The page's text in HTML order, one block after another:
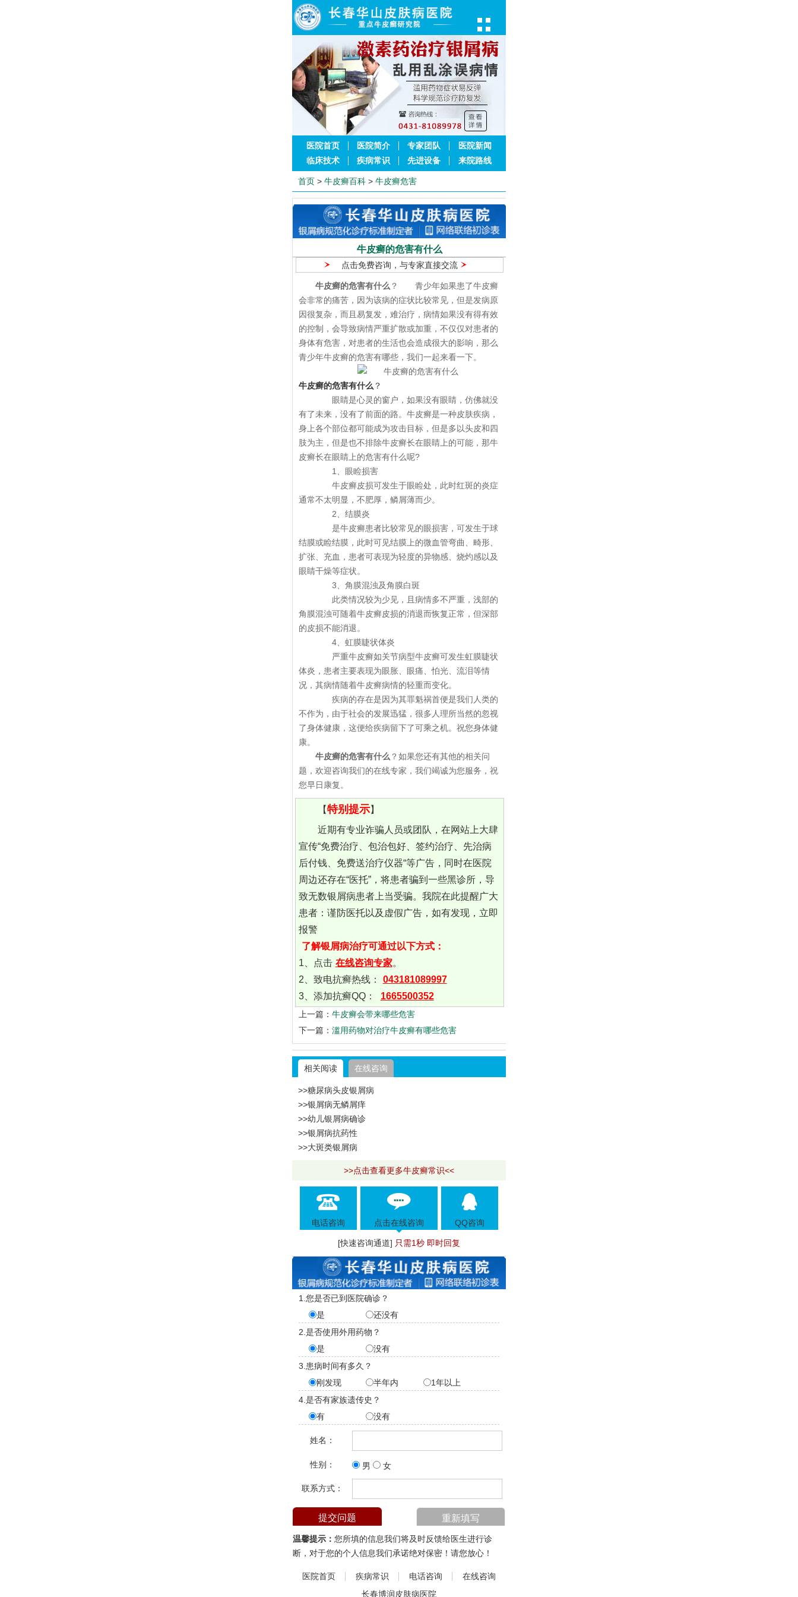
医院首页 医院简介 专家团队
医院新闻
临床技术
疾病常识 先进设备 来院路线
首页 > 牛皮癣百科 > 牛皮癣危害
牛皮癣的危害有什么
点击免费咨询，与专家直接交流
牛皮癣的危害有什么 ？ 青少年如果患了牛皮癣
会非常的痛苦，因为该病的症状比较常见，但是发病原
因很复杂，而且易复发，难治疗，病情如果没有得有效
的控制，会导致病情严重扩散或加重，不仅仅对患者的
身体有危害，对患者的生活也会造成很大的影响，那么
青少年牛皮癣的危害有哪些，我们一起来看一下。
牛皮癣的危害有什么 ？
眼睛是心灵的窗户，如果没有眼睛，仿佛就没
有了未来，没有了前面的路。牛皮癣是一种皮肤疾病，
身上各个部位都可能成为攻击目标，但是多以头皮和四
肢为主，但是也不排除牛皮癣长在眼睛上的可能，那牛
皮癣长在眼睛上的危害有什么呢?
1、眼睑损害
牛皮癣皮损可发生于眼睑处，此时红斑的炎症
通常不太明显，不肥厚，鳞屑薄而少。
2、结膜炎
是牛皮癣患者比较常见的眼损害，可发生于球
结膜或睑结膜，此时可见结膜上的微血管弯曲、畸形、
扩张、充血，患者可表现为轻度的异物感、烧灼感以及
眼睛干燥等症状。
3、角膜混浊及角膜白斑
此类情况较为少见，且病情多不严重，浅部的
角膜混浊可随着牛皮癣皮损的消退而恢复正常，但深部
的皮损不能消退。
4、虹膜睫状体炎
严重牛皮癣如关节病型牛皮癣可发生虹膜睫状
体炎，患者主要表现为眼胀、眼痛、怕光、流泪等情
况，其病情随着牛皮癣病情的轻重而变化。
疾病的存在是因为其罪魁祸首便是我们人类的
不作为，由于社会的发展迅猛，很多人理所当然的忽视
了身体健康，这便给疾病留下了可乘之机。祝您身体健
康。
牛皮癣的危害有什么 ？如果您还有其他的相关问
题，欢迎咨询我们的在线专家，我们竭诚为您服务，祝
您早日康复。
【特别提示】
近期有专业诈骗人员或团队，在网站上大肆
宣传“免费治疗、包治包好、签约治疗、先治病
后付钱、免费送治疗仪器“等广告，同时在医院
周边还存在“医托”，将患者骗到一些黑诊所，导
致无数银屑病患者上当受骗。我院在此提醒广大
患者：谨防医托以及虚假广告，如有发现，立即
报警
了解银屑病治疗可通过以下方式：
1、点击 在线咨询专家。
2、致电抗癣热线：
043181089997
3、添加抗癣QQ：
1665500352
上一篇： 牛皮癣会带来哪些危害
下一篇： 滥用药物对治疗牛皮癣有哪些危害
相关阅读 在线咨询
>>糖尿病头皮银屑病
>>银屑病无鳞屑痒
>>幼儿银屑病确诊
>>银屑病抗药性
>>大斑类银屑病
>>点击查看更多牛皮癣常识<<
电话咨询 点击在线咨询 QQ咨询
[快速咨询通道] 只需1秒 即时回复
1.您是否已到医院确诊？
是
还没有
2.是否使用外用药物？
是
没有
3.患病时间有多久？
刚发现
半年内
1年以上
4.是否有家族遗传史？
有
没有
姓名：
性别： 男 女
联系方式：
温馨提示： 您所填的信息我们将及时反馈给医生进行诊
断，对于您的个人信息我们承诺绝对保密！请您放心！
医院首页 疾病常识 电话咨询
在线咨询
长春博润皮肤病医院